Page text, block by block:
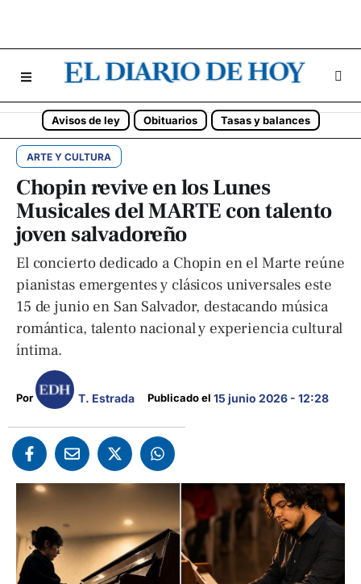
Avisos de ley Obituarios Tasas y balances
ARTE Y CULTURA
Chopin revive en los Lunes
Musicales del MARTE con talento
joven salvadoreño
El concierto dedicado a Chopin en el Marte reúne
pianistas emergentes y clásicos universales este
15 de junio en San Salvador, destacando música
romántica, talento nacional y experiencia cultural
íntima.
Por T. Estrada Publicado el 15 junio 2026 - 12:28